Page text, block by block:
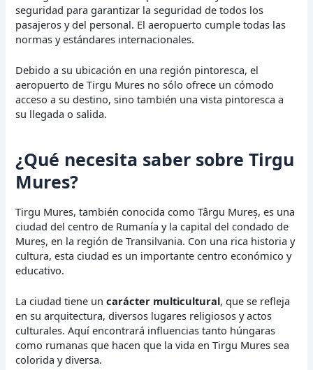
seguridad para garantizar la seguridad de todos los
pasajeros y del personal. El aeropuerto cumple todas las
normas y estándares internacionales.
Debido a su ubicación en una región pintoresca, el
aeropuerto de Tirgu Mures no sólo ofrece un cómodo
acceso a su destino, sino también una vista pintoresca a
su llegada o salida.
¿Qué necesita saber sobre Tirgu
Mures?
Tirgu Mures, también conocida como Târgu Mureș, es una
ciudad del centro de Rumanía y la capital del condado de
Mureș, en la región de Transilvania. Con una rica historia y
cultura, esta ciudad es un importante centro económico y
educativo.
La ciudad tiene uncarácter multicultural, que se refleja
en su arquitectura, diversos lugares religiosos y actos
culturales. Aquí encontrará influencias tanto húngaras
como rumanas que hacen que la vida en Tirgu Mures sea
colorida y diversa.